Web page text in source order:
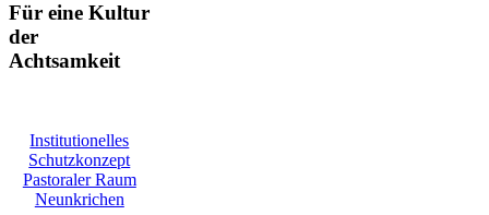
Für eine Kultur
der
Achtsamkeit
Institutionelles
Schutzkonzept
Pastoraler Raum
Neunkrichen